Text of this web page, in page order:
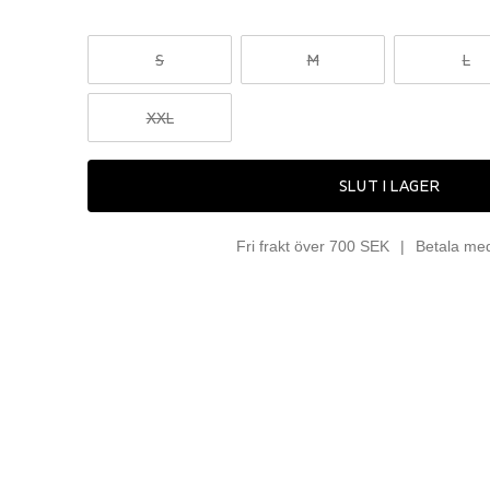
S M L
XXL
SLUT I LAGER
Fri frakt över 700 SEK Betala